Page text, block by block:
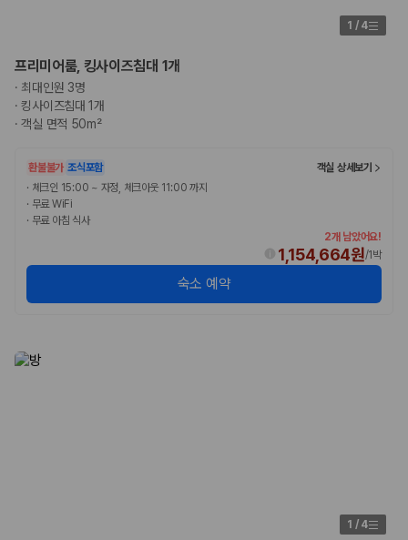
단체 여행이나 4인 이상 가족 여행에 적합하며 인원수, 짐 공간, 보
제주렌트카 보험까지 비교해야 진짜 가격비교입
니다
다. 카모아는 제주 렌트카 가격뿐 아니라 일반자차, 완전자차, 슈퍼자차 조
건을 함께 확인할 수 있도록 돕습니다.
일반자차:
완전자차: 보상 한도 내에서 면책금 부담이 줄어드는 보험 조건입니
슈퍼자차:더 높은 보장 조건을 원하는 사용자에게 적합합니다.
2000만 고객이 선택한 렌트카 가격비교 플랫폼
격비교 플랫폼입니다.
1 / 4
프리미어룸, 킹사이즈침대 1개
· 최대인원 3명
·킹사이즈침대 1개
·객실 면적 50m²
환불불가 조식포함
객실 상세보기
· 체크인 15:00 ~ 자정, 체크아웃 11:00 까지
· 무료 WiFi
· 무료 아침 식사
2개 남았어요!
1,154,664원/1박
숙소 예약
1 / 4